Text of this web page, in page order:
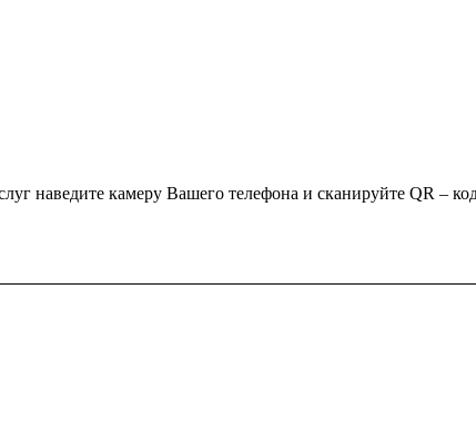
камеру Вашего телефона и сканируйте QR –